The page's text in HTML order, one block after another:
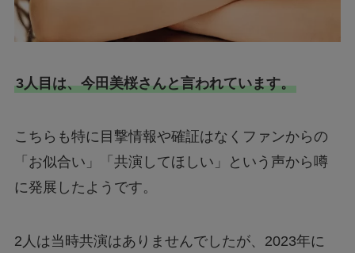
3人目は、今田美桜さんと言われています。
こちらも特に目撃情報や確証はなくファンからの
「お似合い」「共演してほしい」という声から噂
に発展したようです。
2人は当時共演はありませんでしたが、2023年に